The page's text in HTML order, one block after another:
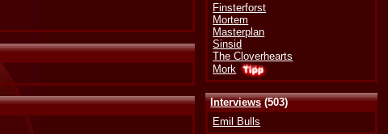
Finsterforst
Mortem
Masterplan
Sinsid
The Cloverhearts
Mork
Interviews(503)
Emil Bulls